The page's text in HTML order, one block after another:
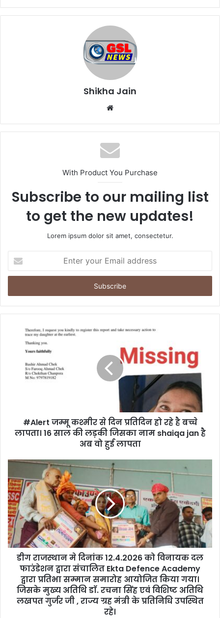
Shikha Jain
b
s
i
e
With Product You Purchase
Subscribe to our mailing list
to get the new updates!
Lorem ipsum dolor sit amet, consectetur.
t
r
y
s
#Alert जम्मू कश्मीर से दिन प्रतिदिन हो रहे है बच्चे
लापता। 16 साल की लड़की जिसका नाम shaiqa jan है
अब वो हुई लापता
डीग राजस्थान मे दिनांक 12.4.2026 को विनायक दल
फाउंडेशन द्वारा संचालित Ekta Defence Academy
द्वारा प्रतिभा सम्मान समारोह आयोजित किया गया।
जिसके मुख्य अतिथि डाॅ. रचना सिंह एवं विशिष्ट अतिथि
लखपत गुर्जर जी , राज्य ग्रह मंत्री के प्रतिनिधि उपस्थित
रहे।